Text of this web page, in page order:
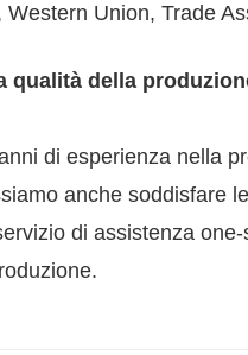
Union, Trade
qualità della
di esperienza nella
anche soddisfare
di assistenza